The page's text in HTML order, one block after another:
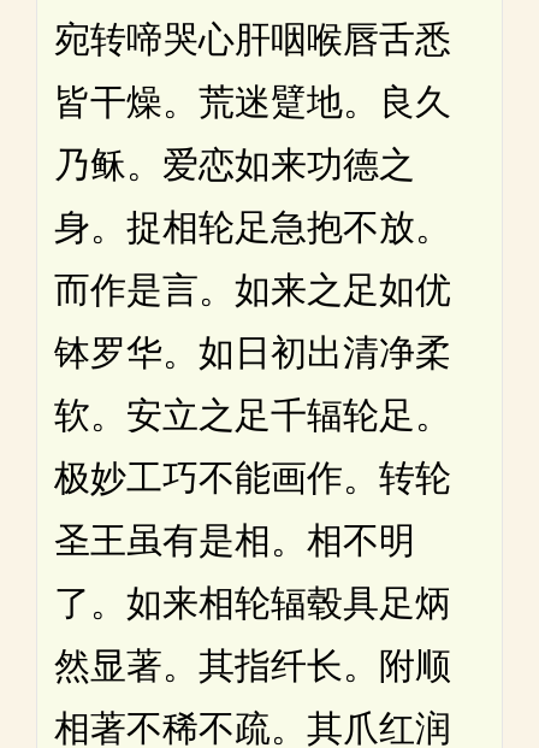
宛转啼哭心肝咽喉唇舌悉
皆干燥。荒迷躄地。良久
乃稣。爱恋如来功德之
身。捉相轮足急抱不放。
而作是言。如来之足如优
钵罗华。如日初出清净柔
软。安立之足千辐轮足。
极妙工巧不能画作。转轮
圣王虽有是相。相不明
了。如来相轮辐毂具足炳
然显著。其指纤长。附顺
相著不稀不疏。其爪红润